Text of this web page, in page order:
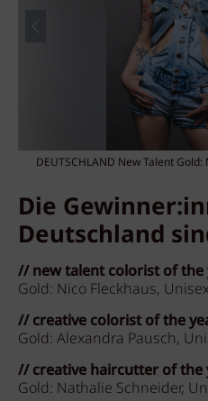
DEUTSCHLAND New Talent Gold:
Die
Deutschland
// new talent colorist of the
Gold: Nico Fleckhaus,
// creative colorist of the
Gold: Alexandra Pausch,
// creative haircutter of the
Gold: Nathalie Schneider,